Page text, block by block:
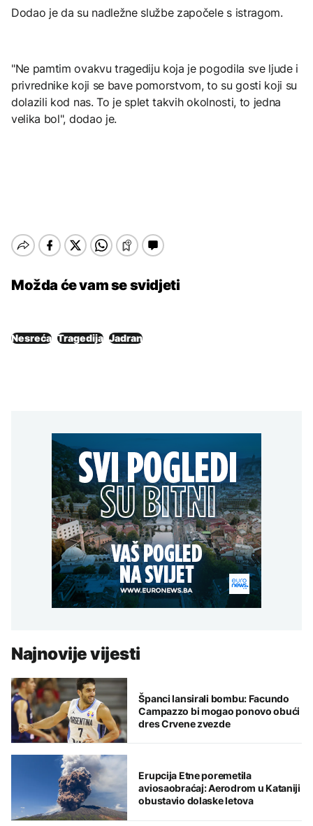
Dodao je da su nadležne službe započele s istragom.
"Ne pamtim ovakvu tragediju koja je pogodila sve ljude i
privrednike koji se bave pomorstvom, to su gosti koji su
dolazili kod nas. To je splet takvih okolnosti, to jedna
velika bol", dodao je.
Možda će vam se svidjeti
Nesreća Tragedija Jadran
Najnovije vijesti
Španci lansirali bombu: Facundo
Campazzo bi mogao ponovo obući
dres Crvene zvezde
Erupcija Etne poremetila
aviosaobraćaj: Aerodrom u Kataniji
obustavio dolaske letova